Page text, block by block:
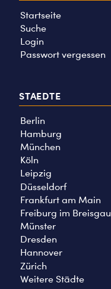
Startseite
Suche
Login
Passwort vergessen
STAEDTE
Berlin
Hamburg
München
Köln
Leipzig
Düsseldorf
Frankfurt am Main
Freiburg im Breisgau
Münster
Dresden
Hannover
Zürich
Weitere Städte